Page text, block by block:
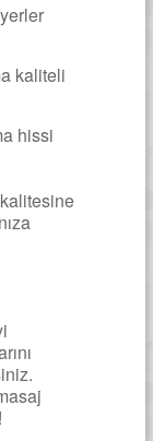
kaliteli
hissi